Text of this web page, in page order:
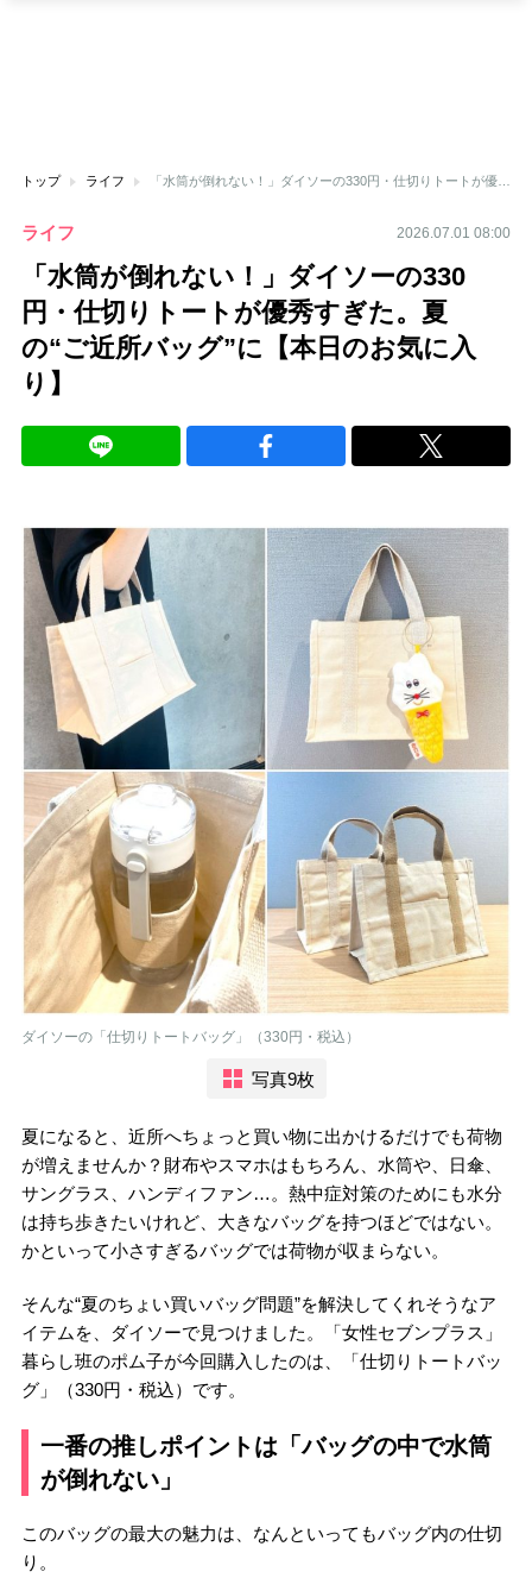
トップ ライフ 「水筒が倒れない！」ダイソーの330円・仕切りトートが優秀すぎた。夏の“ご近所バッグ”に【本日のお気に入り】
ライフ 2026.07.01 08:00
「水筒が倒れない！」ダイソーの330
円・仕切りトートが優秀すぎた。夏
の“ご近所バッグ”に【本日のお気に入
り】
ダイソーの「仕切りトートバッグ」（330円・税込）
写真9枚
夏になると、近所へちょっと買い物に出かけるだけでも荷物
が増えませんか？財布やスマホはもちろん、水筒や、日傘、
サングラス、ハンディファン…。熱中症対策のためにも水分
は持ち歩きたいけれど、大きなバッグを持つほどではない。
かといって小さすぎるバッグでは荷物が収まらない。
そんな“夏のちょい買いバッグ問題”を解決してくれそうなア
イテムを、ダイソーで見つけました。「女性セブンプラス」
暮らし班のポム子が今回購入したのは、「仕切りトートバッ
グ」（330円・税込）です。
一番の推しポイントは「バッグの中で水筒
が倒れない」
このバッグの最大の魅力は、なんといってもバッグ内の仕切
り。